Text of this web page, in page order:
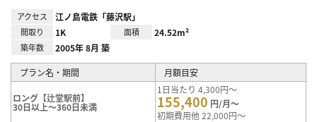
アクセス 江ノ島電鉄「藤沢駅」
間取り 1K 面積 24.52m²
築年数 2005年 8月 築
プラン名・期間 月額目安
ロング【辻堂駅前】
30日以上～360日未満
1日当たり 4,300円～
155,400 円/月～
初期費用他 22,000円～